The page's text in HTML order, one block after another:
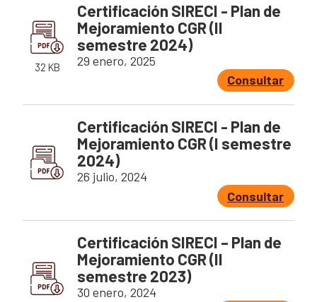
32 KB
Certificación SIRECI - Plan de
Mejoramiento CGR (II
semestre 2024)
29 enero, 2025
Consultar
Certificación SIRECI - Plan de
Mejoramiento CGR (I semestre
2024)
26 julio, 2024
Consultar
Certificación SIRECI – Plan de
Mejoramiento CGR (II
semestre 2023)
30 enero, 2024